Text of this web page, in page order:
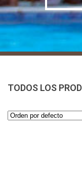
TODOS LOS